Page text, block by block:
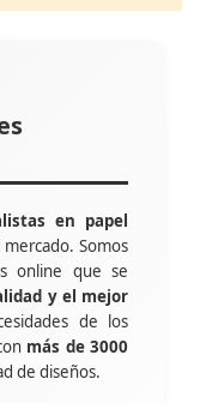
en papel
Somos
online que se
y el mejor
de los
más de 3000
de diseños.